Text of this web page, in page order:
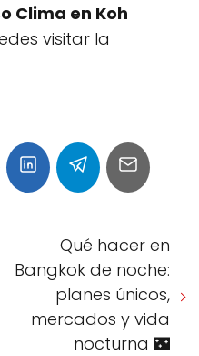
Clima en Koh
visitar la
Qué hacer en
Bangkok de noche:
planes únicos,
mercados y vida
nocturna 🌃